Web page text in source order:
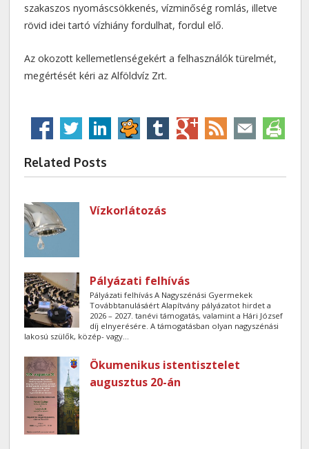
szakaszos nyomáscsökkenés, vízminőség romlás, illetve
rövid idei tartó vízhiány fordulhat, fordul elő.
Az okozott kellemetlenségekért a felhasználók türelmét,
megértését kéri az Alföldvíz Zrt.
Related Posts
Vízkorlátozás
Pályázati felhívás
Pályázati felhívás A Nagyszénási Gyermekek
Továbbtanulásáért Alapítvány pályázatot hirdet a
2026 – 2027. tanévi támogatás, valamint a Hári József
díj elnyerésére. A támogatásban olyan nagyszénási
lakosú szülők, közép- vagy...
Ökumenikus istentisztelet
augusztus 20-án